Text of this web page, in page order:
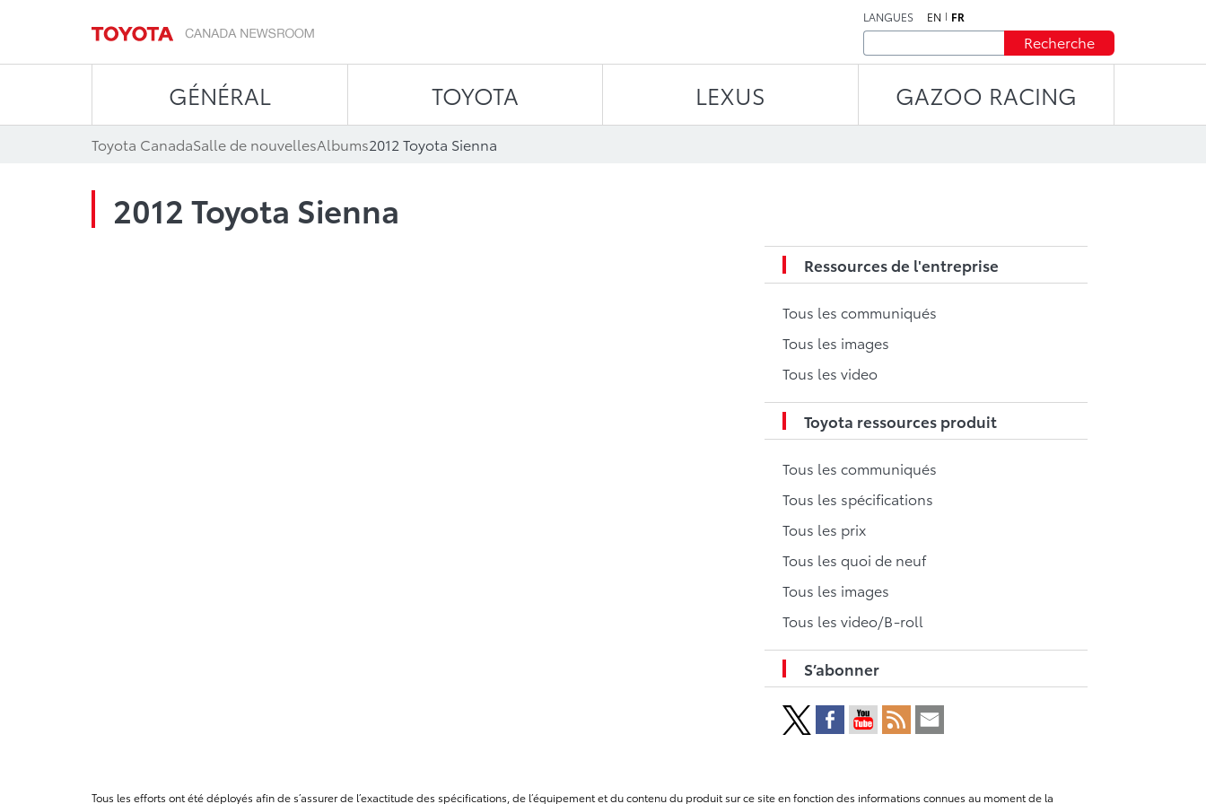
LANGUES EN FR
Recherche
GÉNÉRAL TOYOTA LEXUS GAZOO RACING
Toyota CanadaSalle de nouvellesAlbums2012 Toyota Sienna
2012 Toyota Sienna
Ressources de l'entreprise
Tous les communiqués
Tous les images
Tous les video
Toyota ressources produit
Tous les communiqués
Tous les spécifications
Tous les prix
Tous les quoi de neuf
Tous les images
Tous les video/B-roll
S’abonner
Tous les efforts ont été déployés afin de s’assurer de l’exactitude des spécifications, de l’équipement et du contenu du produit sur ce site en fonction des informations connues au moment de la